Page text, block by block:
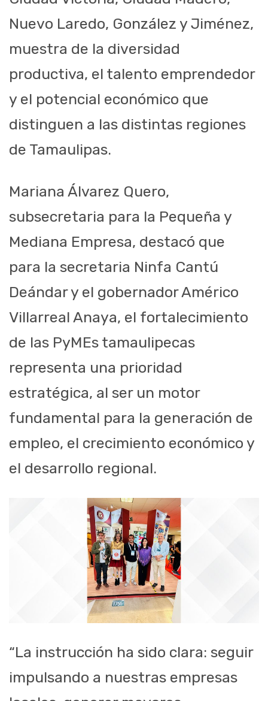
Nuevo Laredo, González y Jiménez,
muestra de la diversidad
productiva, el talento emprendedor
y el potencial económico que
distinguen a las distintas regiones
de Tamaulipas.
Mariana Álvarez Quero,
subsecretaria para la Pequeña y
Mediana Empresa, destacó que
para la secretaria Ninfa Cantú
Deándar y el gobernador Américo
Villarreal Anaya, el fortalecimiento
de las PyMEs tamaulipecas
representa una prioridad
estratégica, al ser un motor
fundamental para la generación de
empleo, el crecimiento económico y
el desarrollo regional.
“La instrucción ha sido clara: seguir
impulsando a nuestras empresas